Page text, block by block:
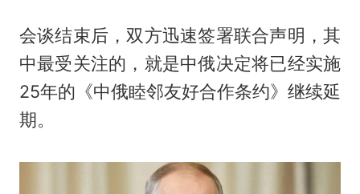
会谈结束后，双方迅速签署联合声明，其
中最受关注的，就是中俄决定将已经实施
25年的《中俄睦邻友好合作条约》继续延
期。